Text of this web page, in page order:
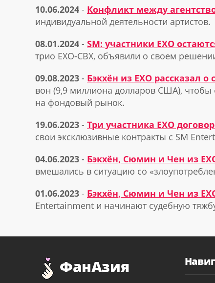
10.06.2024 - Конфликт между
индивидуальной деятельности артистов.
08.01.2024 - SM: участники EXO
трио EXO-CBX, объявили о своем
09.08.2023 - Бэкхён из EXO рассказал
вон (9,9 миллиона долларов США),
на фондовый рынок.
19.06.2023 - Три участника EXO
свои эксклюзивные контракты с SM
04.06.2023 - Бэкхён, Сюмин и Чен из
вмешались в ситуацию со
01.06.2023 - Бэкхён, Сюмин и Чен из
Entertainment и начинают судебную
ФанАзия